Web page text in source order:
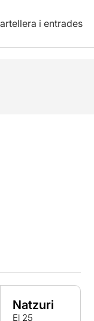
i entrades
Natzuri
El 25